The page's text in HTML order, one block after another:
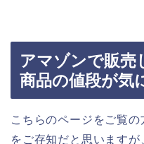
アマゾンで販売
商品の値段が気
こちらのページをご覧
をご存知だと思います